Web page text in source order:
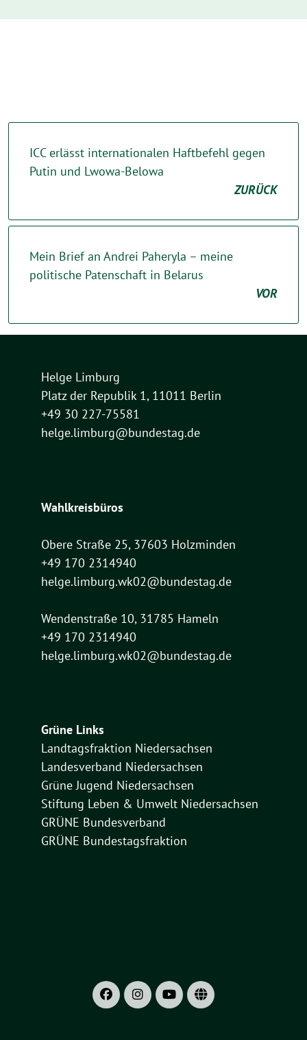
ICC erlässt internationalen Haftbefehl gegen
Putin und Lwowa-Belowa
ZURÜCK
Mein Brief an Andrei Paheryla – meine
politische Patenschaft in Belarus
VOR
Helge Limburg
Platz der Republik 1, 11011 Berlin
+49 30 227-75581
helge.limburg@bundestag.de
Wahlkreisbüros
Obere Straße 25, 37603 Holzminden
+49 170 2314940
helge.limburg.wk02@bundestag.de
Wendenstraße 10, 31785 Hameln
+49 170 2314940
helge.limburg.wk02@bundestag.de
Grüne Links
Landtagsfraktion Niedersachsen
Landesverband Niedersachsen
Grüne Jugend Niedersachsen
Stiftung Leben & Umwelt Niedersachsen
GRÜNE Bundesverband
GRÜNE Bundestagsfraktion